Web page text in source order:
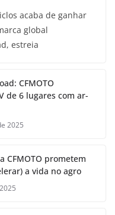
acaba de ganhar
global
estreia
CFMOTO
de 6 lugares com ar-
2025
CFMOTO prometem
a vida no agro